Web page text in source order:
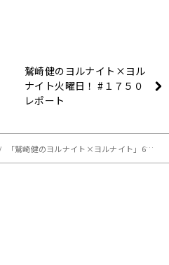
鷲崎健のヨルナイト×ヨル
ナイト火曜日！ #１７５０
レポート
「鷲崎健のヨルナイト×ヨルナイト」6月3日週のタイムシフト視聴復旧のご案内